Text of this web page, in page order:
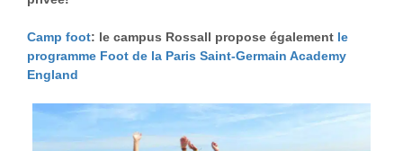
Camp foot: le campus Rossall propose également le
programme Foot de la Paris Saint-Germain Academy
England